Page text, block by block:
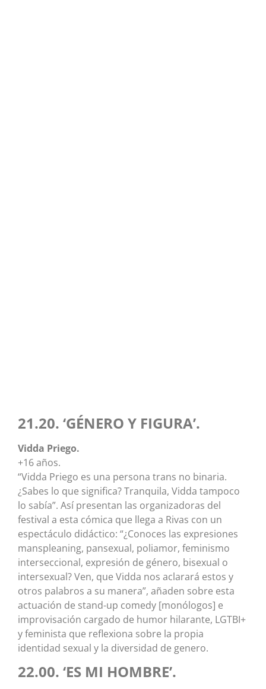
21.20. ‘GÉNERO Y FIGURA’.
Vidda Priego.
+16 años.
“Vidda Priego es una persona trans no binaria.
¿Sabes lo que significa? Tranquila, Vidda tampoco
lo sabía”. Así presentan las organizadoras del
festival a esta cómica que llega a Rivas con un
espectáculo didáctico: “¿Conoces las expresiones
manspleaning, pansexual, poliamor, feminismo
interseccional, expresión de género, bisexual o
intersexual? Ven, que Vidda nos aclarará estos y
otros palabros a su manera”, añaden sobre esta
actuación de stand-up comedy [monólogos] e
improvisación cargado de humor hilarante, LGTBI+
y feminista que reflexiona sobre la propia
identidad sexual y la diversidad de genero.
22.00. ‘ES MI HOMBRE’.